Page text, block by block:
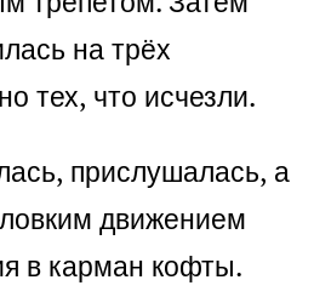
на трёх
тех, что исчезли.
прислушалась, а
движением
в карман кофты.